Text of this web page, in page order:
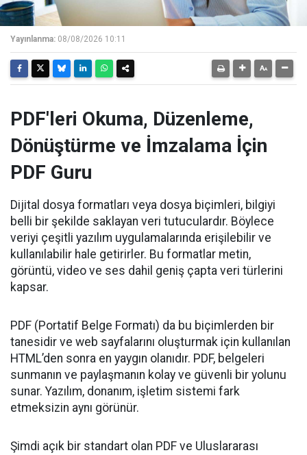
Yayınlanma: 08/08/2026 10:11
PDF'leri Okuma, Düzenleme,
Dönüştürme ve İmzalama İçin
PDF Guru
Dijital dosya formatları veya dosya biçimleri, bilgiyi
belli bir şekilde saklayan veri tutuculardır. Böylece
veriyi çeşitli yazılım uygulamalarında erişilebilir ve
kullanılabilir hale getirirler. Bu formatlar metin,
görüntü, video ve ses dahil geniş çapta veri türlerini
kapsar.
PDF (Portatif Belge Formatı) da bu biçimlerden bir
tanesidir ve web sayfalarını oluşturmak için kullanılan
HTML’den sonra en yaygın olanıdır. PDF, belgeleri
sunmanın ve paylaşmanın kolay ve güvenli bir yolunu
sunar. Yazılım, donanım, işletim sistemi fark
etmeksizin aynı görünür.
Şimdi açık bir standart olan PDF ve Uluslararası